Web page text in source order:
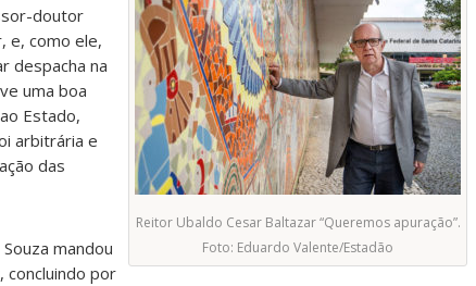
Reitor Ubaldo Cesar Baltazar “Queremos apuração”.
Foto: Eduardo Valente/Estadão
doutor
e, como ele,
despacha na
uma boa
Estado,
arbitrária e
das
mandou
por